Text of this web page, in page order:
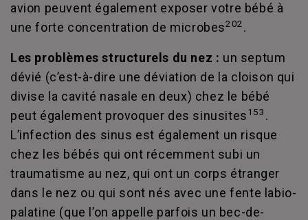
avion peuvent également exposer votre bébé à
une forte concentration de microbes202.
Les problèmes structurels du nez : un septum
dévié (c’est-à-dire une déviation de la cloison qui
divise la cavité nasale en deux) chez le bébé
peut également provoquer des sinusites153 .
L’infection des sinus est également un risque
chez les bébés qui ont récemment subi un
traumatisme au nez, qui ont un corps étranger
dans le nez ou qui sont nés avec une fente labio-
palatine (que l’on appelle parfois un bec-de-